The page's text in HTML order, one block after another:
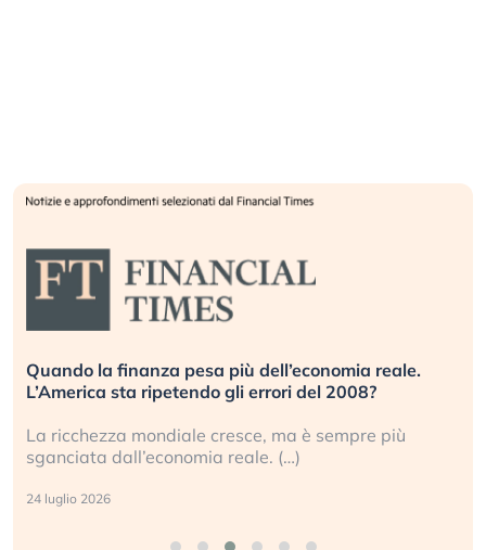
Quando la finanza pesa più dell’economia reale.
L’America sta ripetendo gli errori del 2008?
La ricchezza mondiale cresce, ma è sempre più
sganciata dall’economia reale. (…)
24 luglio 2026